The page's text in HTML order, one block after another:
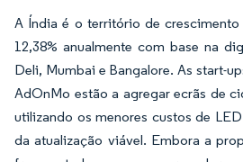
A Índia é o território de
12,38% anualmente com base na
Deli, Mumbai e Bangalore. As start-
AdOnMo estão a agregar ecrãs de
utilizando os menores custos de
da atualização viável. Embora a